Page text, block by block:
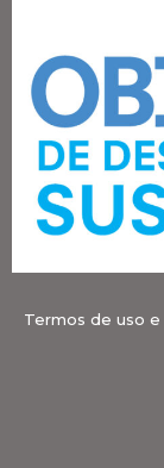
Termos de uso